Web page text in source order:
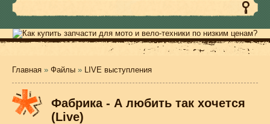
Главная » Файлы » LIVE выступления
Фабрика - А любить так хочется
(Live)